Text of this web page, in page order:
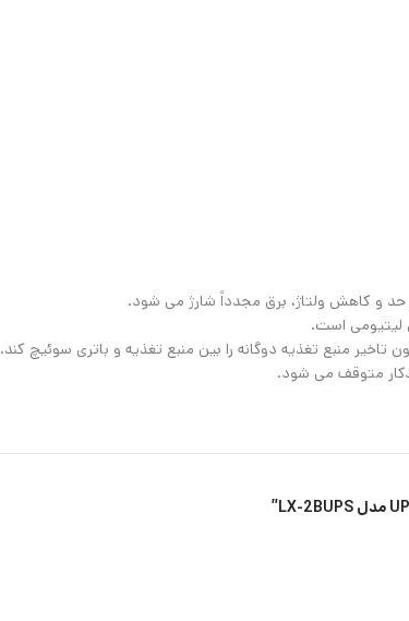
حد و کاهش ولتاژ، برق مجدداً شارژ می شود.
تاخیر منبع تغذیه دوگانه را بین منبع تغذیه و باتری سوئیچ کند.